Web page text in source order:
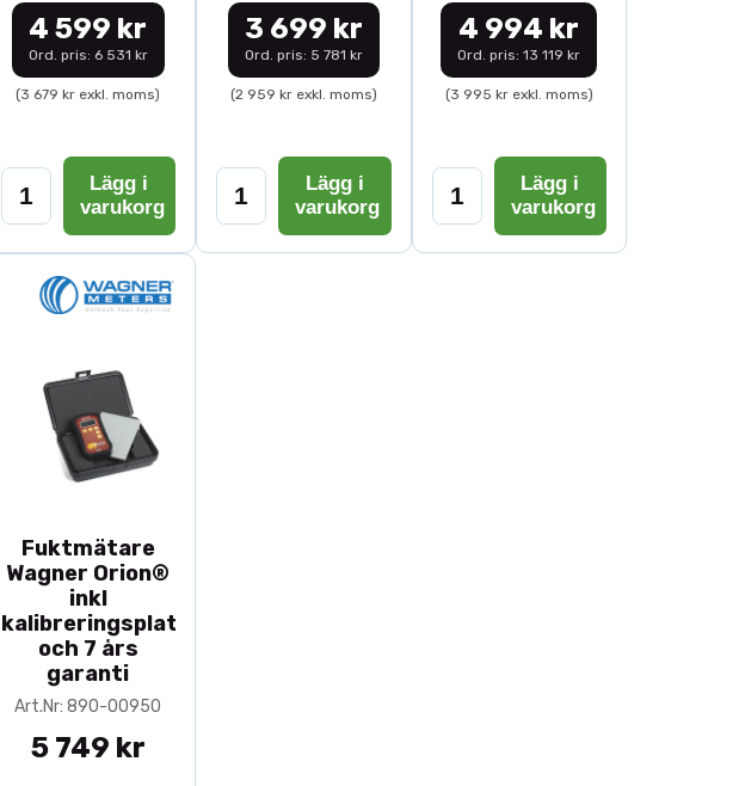
4 599 kr
Ord. pris: 6 531 kr
(3 679 kr exkl. moms)
Lägg i
varukorg
3 699 kr
Ord. pris: 5 781 kr
(2 959 kr exkl. moms)
Lägg i
varukorg
4 994 kr
Ord. pris: 13 119 kr
(3 995 kr exkl. moms)
Lägg i
varukorg
Fuktmätare
Wagner Orion®
inkl
kalibreringsplatta
och 7 års
garanti
Art.Nr: 890-00950
5 749 kr